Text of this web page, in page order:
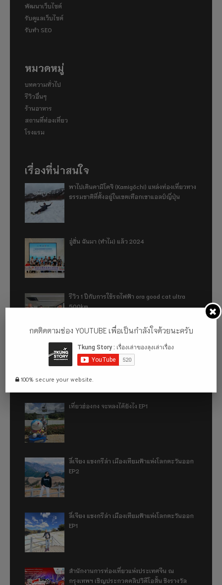
พัฒนาเว็บไซต์
รับดูแลเว็บไซต์
รับทำ SEO
หมวดหมู่
บทความทั่วไป
รีวิวอื่นๆ
ร้านอาหาร
สถานที่ท่องเที่ยว
โรงแรม
เรื่องที่น่าสนใจ
พาไปเดินคามิโคจิ (Kamigōchi) แหล่งท่องเที่ยวทาง
ธรรมชาติที่ตั้งอยู่ในเขตเทือกเขาแอลป์ญี่ปุ่น
อู่ฮั่น ฉันมา (ทำไม) แล้ว 2024
รีวิว 1 ปีกับการใช้รถไฟฟ้า ora good cat ultra
500km
เที่ยวฮ่องกง จะหลงได้ยังไง EP2
เที่ยวฮ่องกง จะหลงได้ยังไง EP1
ลี่เจียง แชงกรีล่า เมืองเทียมฟ้าแห่งโลกตะวันออก
EP2
ลี่เจียง แชงกรีล่า เมืองเทียมฟ้าแห่งโลกตะวันออก
EP1
สำนักงานการท่องเที่ยวแห่งประเทศจีน ณ
กรุงเทพฯ เชิญประกวดคลิปวิดีโอสั้น ชิงรางวัล
กดติดตามช่อง YOUTUBE เพื่อเป็นกำลังใจด้วยนะครับ
100% secure your website.